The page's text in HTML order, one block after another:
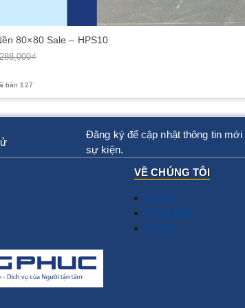
80×80 Sale – HPS10
288,000₫
bán 127
Đăng ký để cập nhật thông tin
sự kiện.
VỀ CHÚNG TÔI
Liên hệ
Hồng Phúc
Tin tức